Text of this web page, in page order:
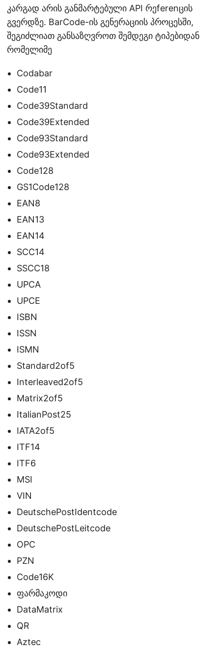
კარგად არის განმარტებული API რეferenცის
გვერდზე. BarCode-ის გენერაციის პროცესში,
შეგიძლიათ განსაზღვროთ შემდეგი ტიპებიდან
რომელიმე
Codabar
Code11
Code39Standard
Code39Extended
Code93Standard
Code93Extended
Code128
GS1Code128
EAN8
EAN13
EAN14
SCC14
SSCC18
UPCA
UPCE
ISBN
ISSN
ISMN
Standard2of5
Interleaved2of5
Matrix2of5
ItalianPost25
IATA2of5
ITF14
ITF6
MSI
VIN
DeutschePostIdentcode
DeutschePostLeitcode
OPC
PZN
Code16K
ფარმაკოდი
DataMatrix
QR
Aztec